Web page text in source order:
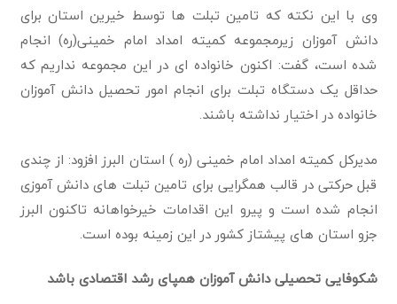
وی با این نکته که تامین تبلت ها توسط خیرین استان برای
دانش آموزان زیرمجموعه کمیته امداد امام خمینی(ره) انجام
شده است، گفت: اکنون خانواده ای در این مجموعه نداریم که
حداقل یک دستگاه تبلت برای انجام امور تحصیل دانش آموزان
خانواده در اختیار نداشته باشند.
مدیرکل کمیته امداد امام خمینی (ره ) استان البرز افزود: از چندی
قبل حرکتی در قالب همگرایی برای تامین تبلت های دانش آموزی
انجام شده است و پیرو این اقدامات خیرخواهانه تاکنون البرز
جزو استان های پیشتاز کشور در این زمینه بوده است.
شکوفایی تحصیلی دانش آموزان همپای رشد اقتصادی باشد